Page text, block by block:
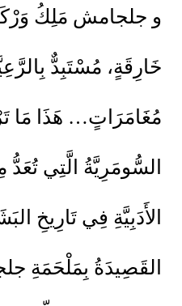
و جلجامش مَلِكُ
خَارِقَةٍ، مُسْتَبِدٌّ
مُغَامَرَاتٍ… هَذَا مَا
السُّومَرِيَّةُ الَّتِي
الأَدَبِيَّةِ فِي تَارِيخِ
القَصِيدَةُ بِمَلْحَمَةِ